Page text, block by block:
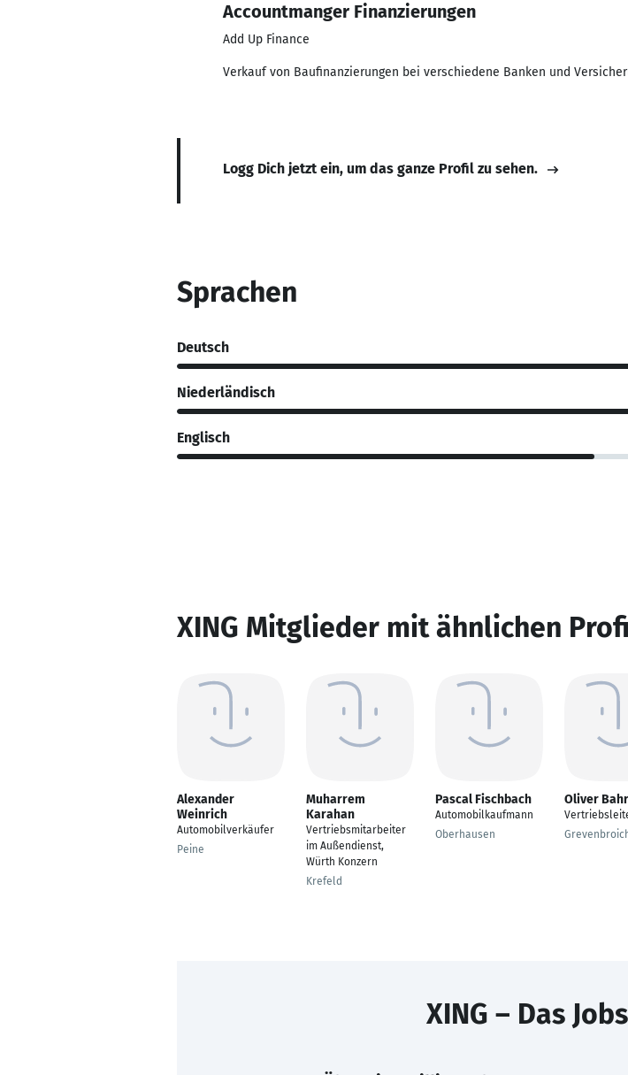
Accountmanger Finanzierungen
Add Up Finance
Verkauf von Baufinanzierungen bei verschiedene Banken und
Logg Dich jetzt ein, um das ganze Profil zu sehen.
Sprachen
Deutsch
Niederländisch
Englisch
XING Mitglieder mit ähnlichen
Alexander
Weinrich
Automobilverkäufer
Peine
Muharrem
Karahan
Vertriebsmitarbeiter
im Außendienst,
Würth Konzern
Krefeld
Pascal Fischbach
Automobilkaufmann
Oberhausen
Oliver Bahr
XING – Das